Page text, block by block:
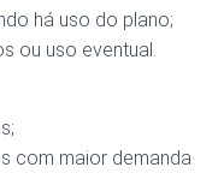
há uso do plano;
ou uso eventual.
com maior demanda